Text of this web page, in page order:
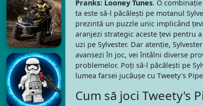
Pranks: Looney Tunes. O
ta este să-l păcălești pe motanul
prezintă un puzzle unic implicând
aranjezi strategic aceste țevi pentru
uzi pe Sylvester. Dar atenție,
avansezi în joc, vei întâlni diverse
problemelor. Poți să-l păcălești pe
lumea farsei jucăușe cu Tweety's
Cum să joci Tweety's